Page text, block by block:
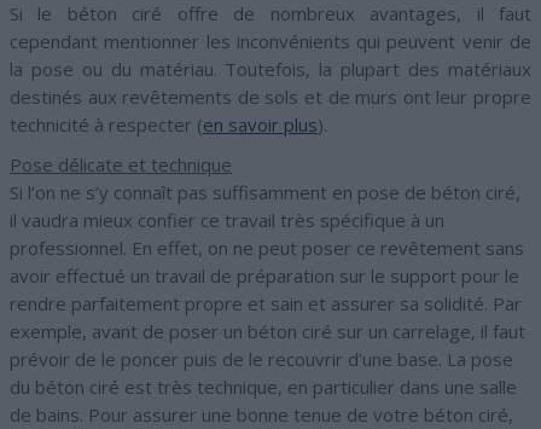
Si le béton ciré offre de nombreux avantages, il faut
cependant mentionner les inconvénients qui peuvent venir de
la pose ou du matériau. Toutefois, la plupart des matériaux
destinés aux revêtements de sols et de murs ont leur propre
technicité à respecter (en savoir plus).
Pose délicate et technique
Si l’on ne s’y connaît pas suffisamment en pose de béton ciré,
il vaudra mieux confier ce travail très spécifique à un
professionnel. En effet, on ne peut poser ce revêtement sans
avoir effectué un travail de préparation sur le support pour le
rendre parfaitement propre et sain et assurer sa solidité. Par
exemple, avant de poser un béton ciré sur un carrelage, il faut
prévoir de le poncer puis de le recouvrir d’une base. La pose
du béton ciré est très technique, en particulier dans une salle
de bains. Pour assurer une bonne tenue de votre béton ciré,